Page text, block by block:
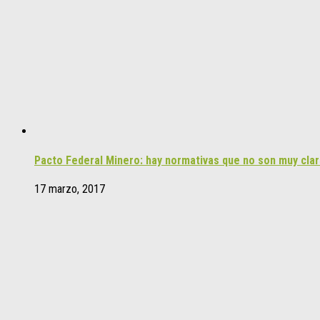
Pacto Federal Minero: hay normativas que no son muy
17 marzo, 2017